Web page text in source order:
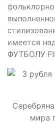
имеется
ФУТБОЛУ
мира